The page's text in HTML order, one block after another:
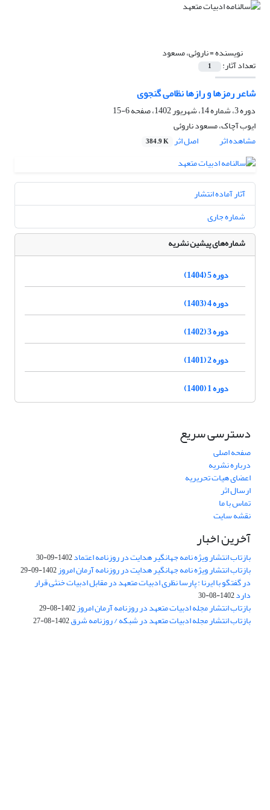
نویسنده =ناروئی، مسعود
تعداد آثار: 1
شاعر رمزها و رازها نظامی گنجوی
دوره 3، شماره 14، شهریور 1402، صفحه
6-15
ایوب آچاک، مسعود ناروئی
مشاهده اثر
اصل اثر 384.9 K
آثار آماده انتشار
شماره جاری
شماره‌های پیشین نشریه
دوره 5 (1404)
دوره 4 (1403)
دوره 3 (1402)
دوره 2 (1401)
دوره 1 (1400)
دسترسی سریع
صفحه اصلی
درباره نشریه
اعضای هیات تحریریه
ارسال اثر
تماس با ما
نقشه سایت
آخرین اخبار
بازتاب انتشار ویژه نامه جهانگیر هدایت در روزنامه اعتماد1402-09-30
بازتاب انتشار ویژه نامه جهانگیر هدایت در روزنامه آرمان امروز1402-09-29
در گفتگو با ایرنا : پارسا نظری ادبیات متعهد در مقابل ادبیات خنثی قرار
دارد1402-08-30
بازتاب انتشار مجله ادبیات متعهد در روزنامه آرمان امروز1402-08-29
بازتاب انتشار مجله ادبیات متعهد در شبکه / روزنامه شرق1402-08-27